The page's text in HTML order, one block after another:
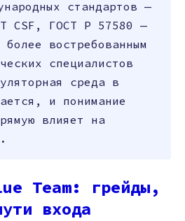
стандартов —
CSF, ГОСТ Р 57580 —
востребованным
специалистов
среда в
и понимание
влияет на
Team: грейды,
входа